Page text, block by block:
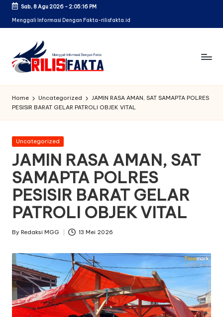
Skip
Sab, 8 Agu 2026- 2:05:16 PM
Menggali Informasi Dengan Fakta-rilisfakta.id
Home Uncategorized
JAMIN RASA AMAN, SAT SAMAPTA POLRES
PESISIR BARAT GELAR PATROLI OBJEK VITAL
Posted
Uncategorized
JAMIN RASA AMAN, SAT
SAMAPTA POLRES
PESISIR BARAT GELAR
PATROLI OBJEK VITAL
Posted
By Redaksi MGG 13 Mei 2026